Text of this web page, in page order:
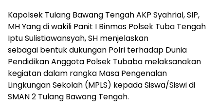
Kapolsek Tulang Bawang Tengah AKP Syahrial, SIP,
MH Yang di wakili Panit I Binmas Polsek Tuba Tengah
Iptu Sulistiawansyah, SH menjelaskan
sebagai bentuk dukungan Polri terhadap Dunia
Pendidikan Anggota Polsek Tubaba melaksanakan
kegiatan dalam rangka Masa Pengenalan
Lingkungan Sekolah (MPLS) kepada Siswa/Siswi di
SMAN 2 Tulang Bawang Tengah.